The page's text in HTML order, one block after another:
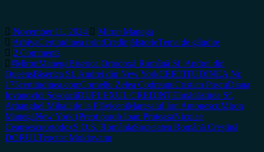
November 11, 2024
Miron Manega
ArhivaCertitudinea printCredințăIstorieTema de gândire
2 Comments
#MironManegaBiserica Ortodoxă Română Sf. Andrei din
QueensBiserica Sf. Andrei din New YorkCERTITUDINEA Nr.
175certitudinea.comCorneliu Zelea CodreanuCristian PascuDiana
Iovanovici ȘoșoacăDUPLEXUL CREDINȚEImănăstirea Sf.
Arhanghel Mihail de la PlăviceniMareșalul Ion AntonescuMiron
ManegaNew York (Preot paroh Ioan ProteasaNicolae
CeaușescuortodoxS.O.S. RomâniaSocietatea Română Creștină
DORULTeoctist Moldovanu